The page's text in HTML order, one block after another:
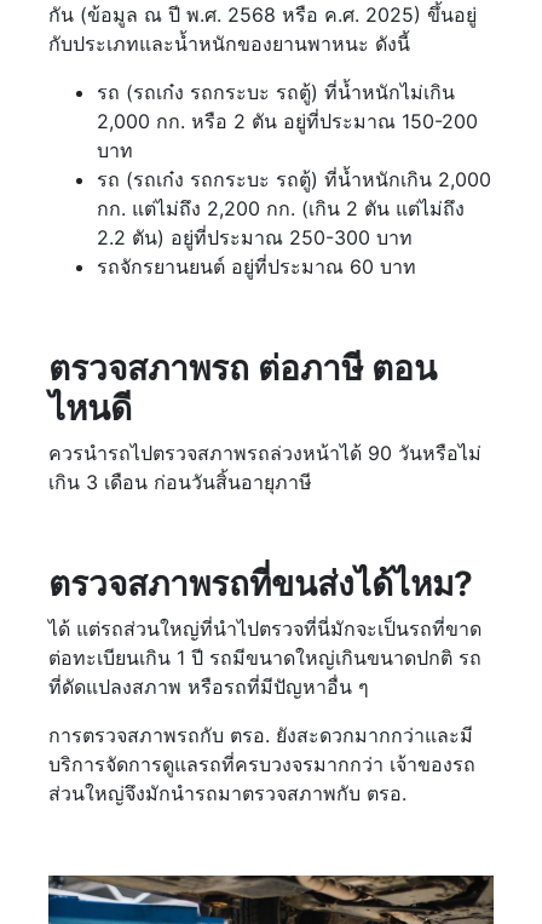
กัน (ข้อมูล ณ ปี พ.ศ. 2568 หรือ ค.ศ. 2025) ขึ้นอยู่
กับประเภทและน้ำหนักของยานพาหนะ ดังนี้
รถ (รถเก๋ง รถกระบะ รถตู้) ที่น้ำหนักไม่เกิน
2,000 กก. หรือ 2 ตัน อยู่ที่ประมาณ 150-200
บาท
รถ (รถเก๋ง รถกระบะ รถตู้) ที่น้ำหนักเกิน 2,000
กก. แต่ไม่ถึง 2,200 กก. (เกิน 2 ตัน แต่ไม่ถึง
2.2 ตัน) อยู่ที่ประมาณ 250-300 บาท
รถจักรยานยนต์ อยู่ที่ประมาณ 60 บาท
ตรวจสภาพรถ ต่อภาษี ตอน
ไหนดี
ควรนำรถไปตรวจสภาพรถล่วงหน้าได้ 90 วันหรือไม่
เกิน 3 เดือน ก่อนวันสิ้นอายุภาษี
ตรวจสภาพรถที่ขนส่งได้ไหม?
ได้ แต่รถส่วนใหญ่ที่นำไปตรวจที่นี่มักจะเป็นรถที่ขาด
ต่อทะเบียนเกิน 1 ปี รถมีขนาดใหญ่เกินขนาดปกติ รถ
ที่ดัดแปลงสภาพ หรือรถที่มีปัญหาอื่น ๆ
การตรวจสภาพรถกับ ตรอ. ยังสะดวกมากกว่าและมี
บริการจัดการดูแลรถที่ครบวงจรมากกว่า เจ้าของรถ
ส่วนใหญ่จึงมักนำรถมาตรวจสภาพกับ ตรอ.